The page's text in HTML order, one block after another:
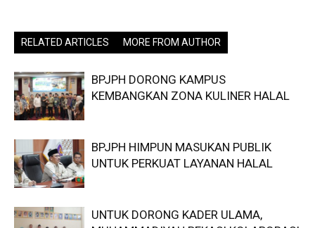
RELATED ARTICLES MORE FROM AUTHOR
BPJPH DORONG KAMPUS
KEMBANGKAN ZONA KULINER HALAL
BPJPH HIMPUN MASUKAN PUBLIK
UNTUK PERKUAT LAYANAN HALAL
UNTUK DORONG KADER ULAMA,